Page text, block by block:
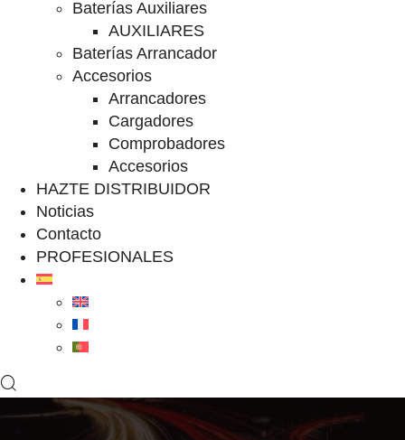
Baterías Auxiliares
AUXILIARES
Baterías Arrancador
Accesorios
Arrancadores
Cargadores
Comprobadores
Accesorios
HAZTE DISTRIBUIDOR
Noticias
Contacto
PROFESIONALES